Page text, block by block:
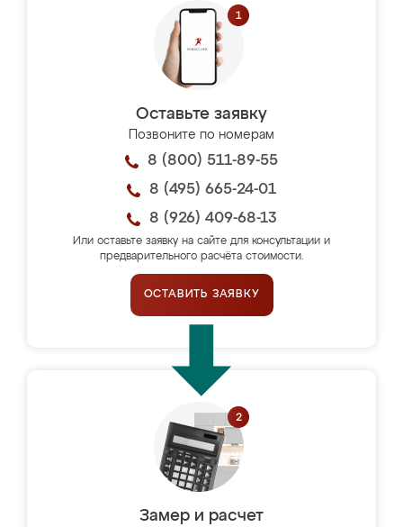
Оставьте заявку
Позвоните по номерам
8 (800) 511-89-55
8 (495) 665-24-01
8 (926) 409-68-13
Или оставьте заявку на сайте для консультации и
предварительного расчёта стоимости.
ОСТАВИТЬ ЗАЯВКУ
Замер и расчет